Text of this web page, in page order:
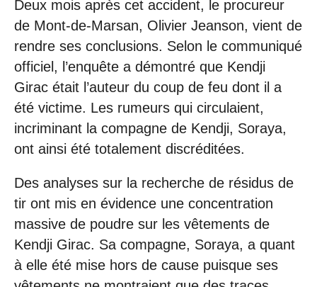
Deux mois après cet accident, le procureur
de Mont-de-Marsan, Olivier Jeanson, vient de
rendre ses conclusions. Selon le communiqué
officiel, l’enquête a démontré que Kendji
Girac était l’auteur du coup de feu dont il a
été victime. Les rumeurs qui circulaient,
incriminant la compagne de Kendji, Soraya,
ont ainsi été totalement discréditées.
Des analyses sur la recherche de résidus de
tir ont mis en évidence une concentration
massive de poudre sur les vêtements de
Kendji Girac. Sa compagne, Soraya, a quant
à elle été mise hors de cause puisque ses